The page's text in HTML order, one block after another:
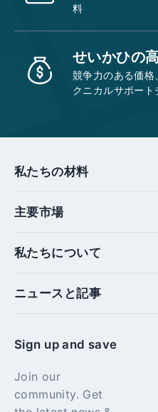
料
せいかひの
競争力のある価格
クニカルサポート
私たちの材料
主要市場
私たちについて
ニュースと記事
Sign up and save
Join our
community. Get